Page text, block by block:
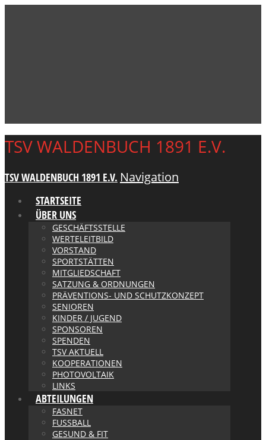
TSV WALDENBUCH 1891 E.V.
TSV WALDENBUCH 1891 E.V. Navigation
STARTSEITE
ÜBER UNS
GESCHÄFTSSTELLE
WERTELEITBILD
VORSTAND
SPORTSTÄTTEN
MITGLIEDSCHAFT
SATZUNG & ORDNUNGEN
PRÄVENTIONS- UND SCHUTZKONZEPT
SENIOREN
KINDER / JUGEND
SPONSOREN
SPENDEN
TSV AKTUELL
KOOPERATIONEN
PHOTOVOLTAIK
LINKS
ABTEILUNGEN
FASNET
FUSSBALL
GESUND & FIT